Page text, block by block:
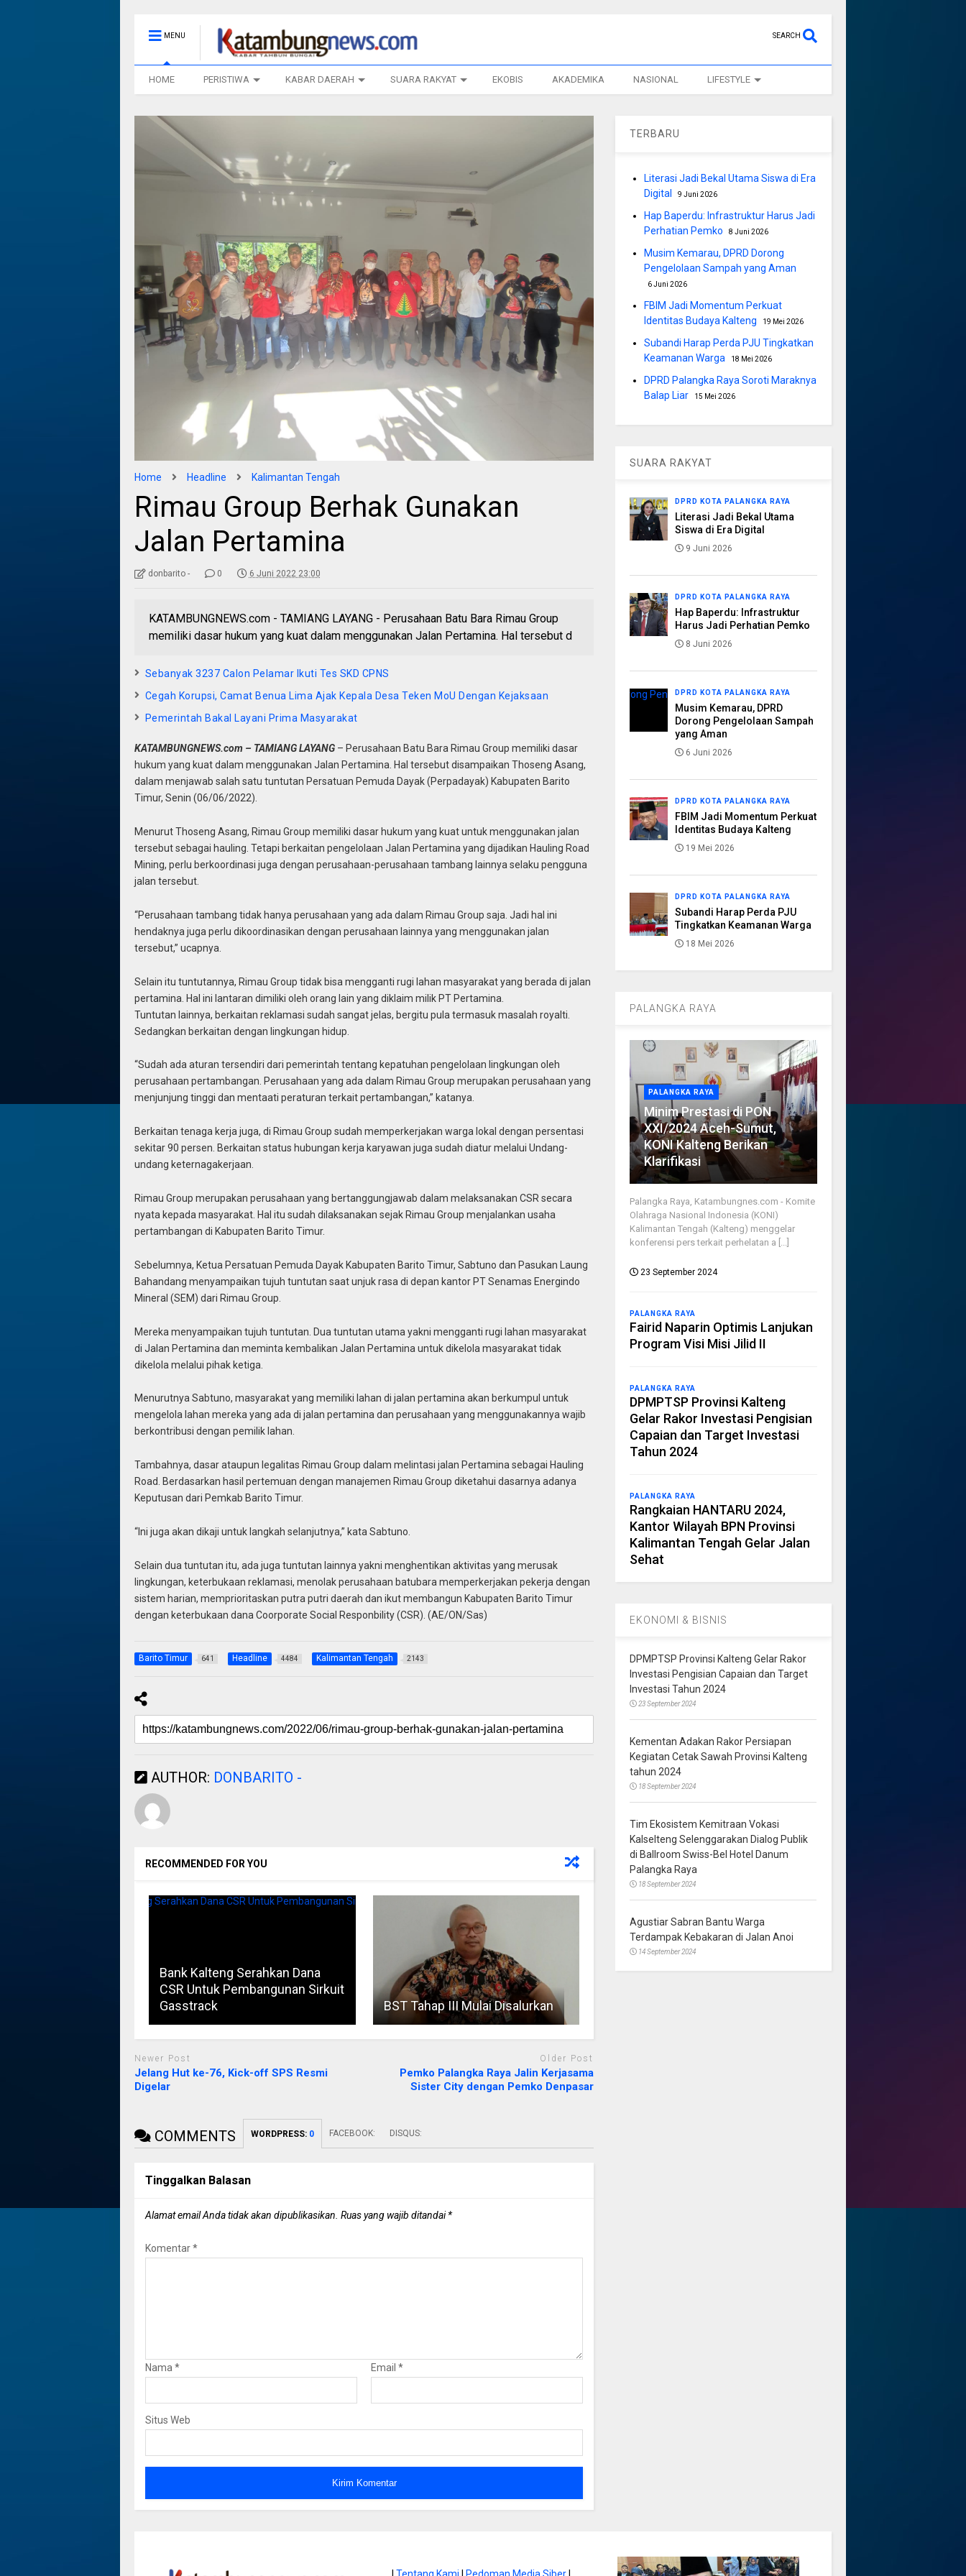
MENU SEARCH
HOME PERISTIWA KABAR DAERAH SUARA RAKYAT EKOBIS AKADEMIKA NASIONAL LIFESTYLE
Home Headline Kalimantan Tengah
Rimau Group Berhak Gunakan
Jalan Pertamina
donbarito - 0 6 Juni 2022 23:00
KATAMBUNGNEWS.com - TAMIANG LAYANG - Perusahaan Batu Bara Rimau Group
memiliki dasar hukum yang kuat dalam menggunakan Jalan Pertamina. Hal tersebut d
Sebanyak 3237 Calon Pelamar Ikuti Tes SKD CPNS
Cegah Korupsi, Camat Benua Lima Ajak Kepala Desa Teken MoU Dengan Kejaksaan
Pemerintah Bakal Layani Prima Masyarakat
KATAMBUNGNEWS.com – TAMIANG LAYANG– Perusahaan Batu Bara Rimau Group memiliki dasar
hukum yang kuat dalam menggunakan Jalan Pertamina. Hal tersebut disampaikan Thoseng Asang,
dalam menjawab salah satu tuntutan Persatuan Pemuda Dayak (Perpadayak) Kabupaten Barito
Timur, Senin (06/06/2022).
Menurut Thoseng Asang, Rimau Group memiliki dasar hukum yang kuat untuk menggunakan jalan
tersebut sebagai hauling. Tetapi berkaitan pengelolaan Jalan Pertamina yang dijadikan Hauling Road
Mining, perlu berkoordinasi juga dengan perusahaan-perusahaan tambang lainnya selaku pengguna
jalan tersebut.
“Perusahaan tambang tidak hanya perusahaan yang ada dalam Rimau Group saja. Jadi hal ini
hendaknya juga perlu dikoordinasikan dengan perusahaan lainnya yang menggunakan jalan
tersebut,” ucapnya.
Selain itu tuntutannya, Rimau Group tidak bisa mengganti rugi lahan masyarakat yang berada di jalan
pertamina. Hal ini lantaran dimiliki oleh orang lain yang diklaim milik PT Pertamina.
Tuntutan lainnya, berkaitan reklamasi sudah sangat jelas, bergitu pula termasuk masalah royalti.
Sedangkan berkaitan dengan lingkungan hidup.
“Sudah ada aturan tersendiri dari pemerintah tentang kepatuhan pengelolaan lingkungan oleh
perusahaan pertambangan. Perusahaan yang ada dalam Rimau Group merupakan perusahaan yang
menjunjung tinggi dan mentaati peraturan terkait pertambangan,” katanya.
Berkaitan tenaga kerja juga, di Rimau Group sudah memperkerjakan warga lokal dengan persentasi
sekitar 90 persen. Berkaitan status hubungan kerja karyawan juga sudah diatur melalui Undang-
undang keternagakerjaan.
Rimau Group merupakan perusahaan yang bertanggungjawab dalam melaksanakan CSR secara
nyata kepada masyarakat. Hal itu sudah dilaksanakan sejak Rimau Group menjalankan usaha
pertambangan di Kabupaten Barito Timur.
Sebelumnya, Ketua Persatuan Pemuda Dayak Kabupaten Barito Timur, Sabtuno dan Pasukan Laung
Bahandang menyampaikan tujuh tuntutan saat unjuk rasa di depan kantor PT Senamas Energindo
Mineral (SEM) dari Rimau Group.
Mereka menyampaikan tujuh tuntutan. Dua tuntutan utama yakni mengganti rugi lahan masyarakat
di Jalan Pertamina dan meminta kembalikan Jalan Pertamina untuk dikelola masyarakat tidak
dikelola melalui pihak ketiga.
Menurutnya Sabtuno, masyarakat yang memiliki lahan di jalan pertamina akan berkumpul untuk
mengelola lahan mereka yang ada di jalan pertamina dan perusahaan yang menggunakannya wajib
berkontribusi dengan pemilik lahan.
Tambahnya, dasar ataupun legalitas Rimau Group dalam melintasi jalan Pertamina sebagai Hauling
Road. Berdasarkan hasil pertemuan dengan manajemen Rimau Group diketahui dasarnya adanya
Keputusan dari Pemkab Barito Timur.
“Ini juga akan dikaji untuk langkah selanjutnya,” kata Sabtuno.
Selain dua tuntutan itu, ada juga tuntutan lainnya yakni menghentikan aktivitas yang merusak
lingkungan, keterbukaan reklamasi, menolak perusahaan batubara memperkerjakan pekerja dengan
sistem harian, memprioritaskan putra putri daerah dan ikut membangun Kabupaten Barito Timur
dengan keterbukaan dana Coorporate Social Responbility (CSR). (AE/ON/Sas)
Barito Timur 641 Headline 4484 Kalimantan Tengah 2143
AUTHOR: DONBARITO -
RECOMMENDED FOR YOU
Bank Kalteng Serahkan Dana
CSR Untuk Pembangunan Sirkuit
Gasstrack
BST Tahap III Mulai Disalurkan
Newer Post
Jelang Hut ke-76, Kick-off SPS Resmi
Digelar
Older Post
Pemko Palangka Raya Jalin Kerjasama
Sister City dengan Pemko Denpasar
COMMENTS WORDPRESS: 0 FACEBOOK: DISQUS:
Tinggalkan Balasan
Alamat email Anda tidak akan dipublikasikan. Ruas yang wajib ditandai*
Komentar*
Nama* Email *
Situs Web
TERBARU
Literasi Jadi Bekal Utama Siswa di Era
Digital
9 Juni 2026
Hap Baperdu: Infrastruktur Harus Jadi
Perhatian Pemko
8 Juni 2026
Musim Kemarau, DPRD Dorong
Pengelolaan Sampah yang Aman
6 Juni 2026
FBIM Jadi Momentum Perkuat
Identitas Budaya Kalteng
19 Mei 2026
Subandi Harap Perda PJU Tingkatkan
Keamanan Warga
18 Mei 2026
DPRD Palangka Raya Soroti Maraknya
Balap Liar
15 Mei 2026
SUARA RAKYAT
DPRD KOTA PALANGKA RAYA
Literasi Jadi Bekal Utama
Siswa di Era Digital
9 Juni 2026
DPRD KOTA PALANGKA RAYA
Hap Baperdu: Infrastruktur
Harus Jadi Perhatian Pemko
8 Juni 2026
DPRD KOTA PALANGKA RAYA
Musim Kemarau, DPRD
Dorong Pengelolaan Sampah
yang Aman
6 Juni 2026
DPRD KOTA PALANGKA RAYA
FBIM Jadi Momentum Perkuat
Identitas Budaya Kalteng
19 Mei 2026
DPRD KOTA PALANGKA RAYA
Subandi Harap Perda PJU
Tingkatkan Keamanan Warga
18 Mei 2026
PALANGKA RAYA
PALANGKA RAYA
Minim Prestasi di PON
XXI/2024 Aceh-Sumut,
KONI Kalteng Berikan
Klarifikasi
Palangka Raya, Katambungnes.com - Komite
Olahraga Nasional Indonesia (KONI)
Kalimantan Tengah (Kalteng) menggelar
konferensi pers terkait perhelatan a [...]
23 September 2024
PALANGKA RAYA
Fairid Naparin Optimis Lanjukan
Program Visi Misi Jilid II
PALANGKA RAYA
DPMPTSP Provinsi Kalteng
Gelar Rakor Investasi Pengisian
Capaian dan Target Investasi
Tahun 2024
PALANGKA RAYA
Rangkaian HANTARU 2024,
Kantor Wilayah BPN Provinsi
Kalimantan Tengah Gelar Jalan
Sehat
EKONOMI & BISNIS
DPMPTSP Provinsi Kalteng Gelar Rakor
Investasi Pengisian Capaian dan Target
Investasi Tahun 2024
23 September 2024
Kementan Adakan Rakor Persiapan
Kegiatan Cetak Sawah Provinsi Kalteng
tahun 2024
18 September 2024
Tim Ekosistem Kemitraan Vokasi
Kalselteng Selenggarakan Dialog Publik
di Ballroom Swiss-Bel Hotel Danum
Palangka Raya
18 September 2024
Agustiar Sabran Bantu Warga
Terdampak Kebakaran di Jalan Anoi
14 September 2024